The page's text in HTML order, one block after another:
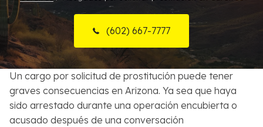
Recursos
Sobre Nosotros
Contactos
English
(602) 667-7777
Un cargo por solicitud de prostitución puede tener
graves consecuencias en Arizona. Ya sea que haya
sido arrestado durante una operación encubierta o
acusado después de una conversación